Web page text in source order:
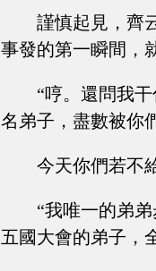
謹慎起見，齊
事發的第一瞬間，
“哼。還問我
名弟子，盡數被你
今天你們若不
“我唯一的弟
五國大會的弟子，